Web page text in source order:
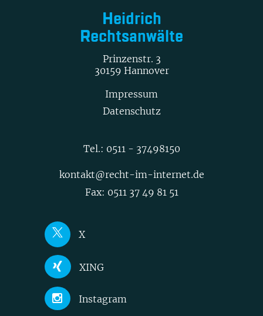
Heidrich
Rechtsanwälte
Prinzenstr. 3
30159 Hannover
Impressum
Datenschutz
Tel.: 0511 - 37498150
kontakt@recht-im-internet.de
Fax: 0511 37 49 81 51
X
Joerg Heidrich
Nick Akinci
XING
Joerg Heidrich
Instagram